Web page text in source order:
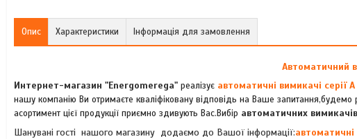
Опис Характеристики Інформація для замовлення
Автоматичний
Интернет-магазин "Energomerega" реалізує автоматичні вимикачі серії А
нашу компанію Ви отримаєте кваліфіковану відповідь на Ваше
асортимент цієї продукції приємно здивують Вас.Вибір автоматичних
Шанувані гості нашого магазину додаємо до Вашої інформації:автоматичні